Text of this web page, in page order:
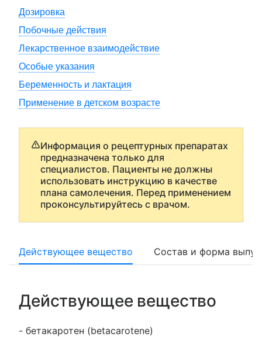
Дозировка
Побочные действия
Лекарственное взаимодействие
Особые указания
Беременность и лактация
Применение в детском возрасте
Информация о рецептурных препаратах
предназначена только для
специалистов. Пациенты не должны
использовать инструкцию в качестве
плана самолечения. Перед применением
проконсультируйтесь с врачом.
Действующее вещество Состав и форма
Действующее вещество
- бетакаротен (betacarotene)